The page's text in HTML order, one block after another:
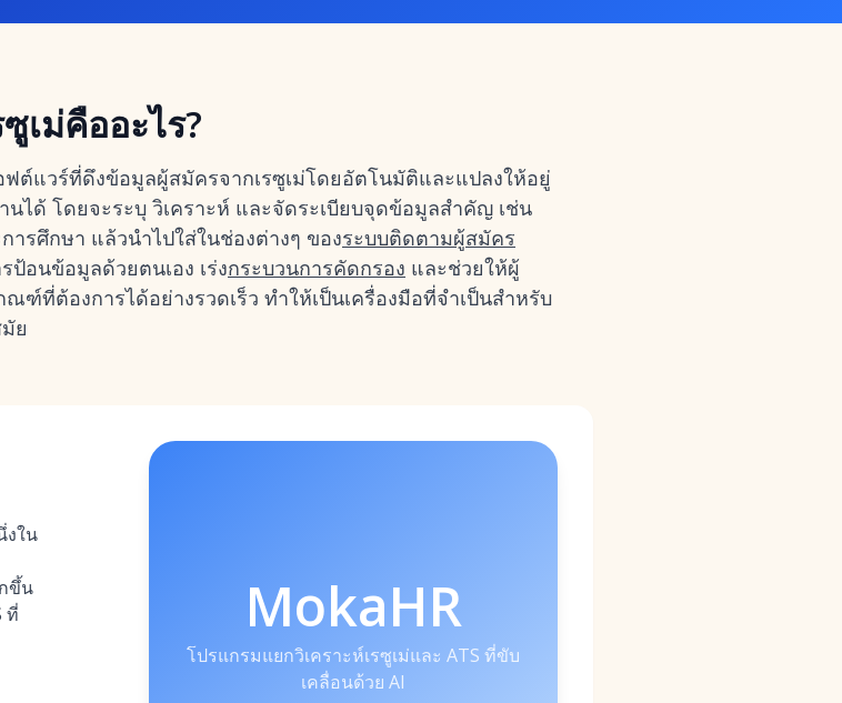
เม่คืออะไร?
ฟต์แวร์ที่ดึงข้อมูลผู้สมัครจากเรซูเม่โดยอัตโนมัติและแปลงให้อยู่
ได้ โดยจะระบุ วิเคราะห์ และจัดระเบียบจุดข้อมูลสำคัญ เช่น
รศึกษา แล้วนำไปใส่ในช่องต่างๆ ของระบบติดตามผู้สมัคร
อนข้อมูลด้วยตนเอง เร่งกระบวนการคัดกรอง และช่วยให้ผู้
ฑ์ที่ต้องการได้อย่างรวดเร็ว ทำให้เป็นเครื่องมือที่จำเป็นสำหรับ
ย
งใน
ขึ้น
ที่
MokaHR
โปรแกรมแยกวิเคราะห์เรซูเม่และ ATS ที่ขับ
เคลื่อนด้วย AI